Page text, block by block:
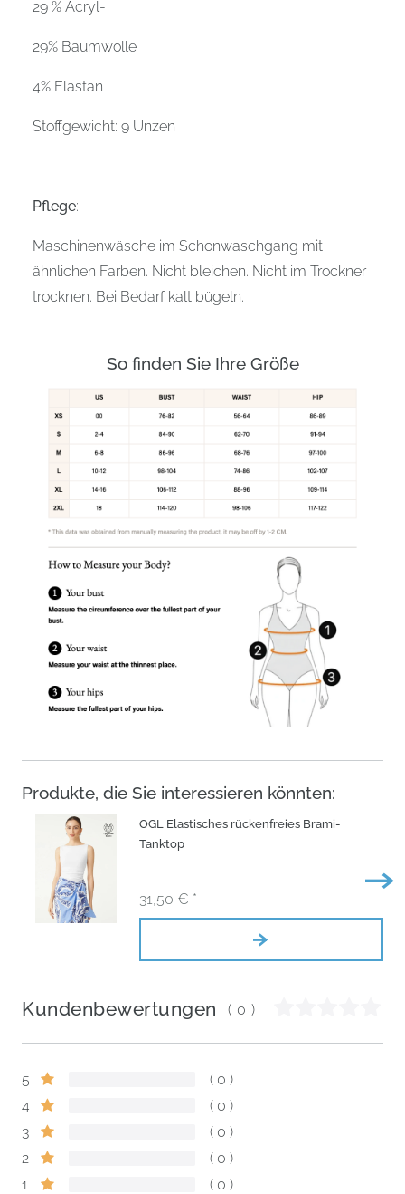
29 % Acryl-
29% Baumwolle
4% Elastan
Stoffgewicht: 9 Unzen
Pflege:
Maschinenwäsche im Schonwaschgang mit
ähnlichen Farben. Nicht bleichen. Nicht im Trockner
trocknen. Bei Bedarf kalt bügeln.
So finden Sie Ihre Größe
Produkte, die Sie interessieren könnten:
OGL Elastisches rückenfreies Brami-
Tanktop
31,50 € *
Kundenbewertungen (0)
5
0
4
0
3
0
2
0
1
0